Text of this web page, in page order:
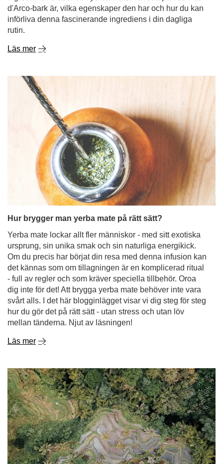
Hur brygger man yerba mate på rätt sätt?
Yerba mate lockar allt fler människor - med sitt exotiska
ursprung, sin unika smak och sin naturliga energikick.
Om du precis har börjat din resa med denna infusion kan
det kännas som om tillagningen är en komplicerad ritual
- full av regler och som kräver speciella tillbehör. Oroa
dig inte för det! Att brygga yerba mate behöver inte vara
hur du gör det på rätt sätt - utan stress och utan löv
mellan tänderna. Njut av läsningen!
Läs mer
Hur produceras yerba mate?
Plocka bladen, mala dem, släng ner alltihop i en mate-